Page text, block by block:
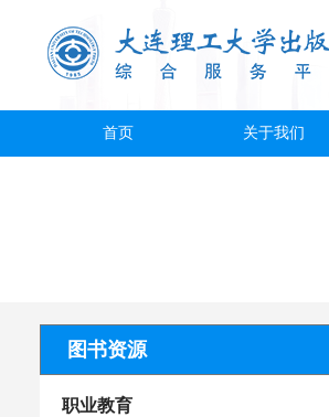
首页 关于我们
职业教育